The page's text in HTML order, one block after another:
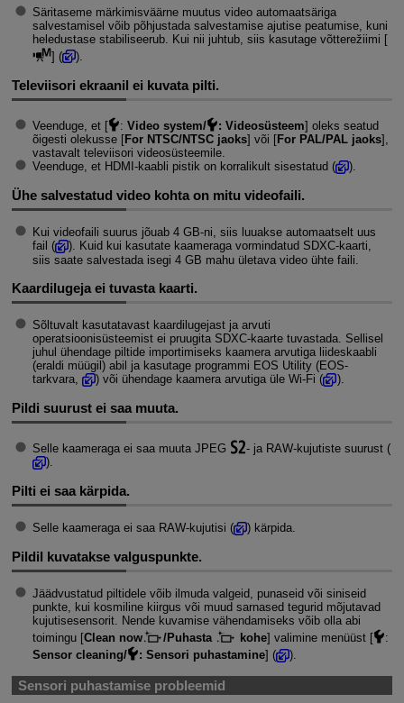
Säritaseme märkimisväärne muutus video automaatsäriga
salvestamisel võib põhjustada salvestamise ajutise peatumise, kuni
heledustase stabiliseerub. Kui nii juhtub, siis kasutage võtterežiimi [
] (
).
Televiisori ekraanil ei kuvata pilti.
Veenduge, et [ : Video system/ : Videosüsteem] oleks seatud
õigesti olekusse [For NTSC/NTSC jaoks] või [For PAL/PAL jaoks],
vastavalt televiisori videosüsteemile.
Veenduge, et HDMI-kaabli pistik on korralikult sisestatud (
).
Ühe salvestatud video kohta on mitu videofaili.
Kui videofaili suurus jõuab 4 GB-ni, siis luuakse automaatselt uus
fail (
). Kuid kui kasutate kaameraga vormindatud SDXC-kaarti,
siis saate salvestada isegi 4 GB mahu ületava video ühte faili.
Kaardilugeja ei tuvasta kaarti.
Sõltuvalt kasutatavast kaardilugejast ja arvuti
operatsioonisüsteemist ei pruugita SDXC-kaarte tuvastada. Sellisel
juhul ühendage piltide importimiseks kaamera arvutiga liideskaabli
(eraldi müügil) abil ja kasutage programmi EOS Utility (EOS-
tarkvara,
) või ühendage kaamera arvutiga üleWi-Fi ( ).
Pildi suurust ei saa muuta.
Selle kaameraga ei saa muuta JPEG
- ja RAW-kujutiste suurust (
).
Pilti ei saa kärpida.
Selle kaameraga ei saa RAW-kujutisi ( ) kärpida.
Pildil kuvatakse valguspunkte.
Jäädvustatud piltidele võib ilmuda valgeid, punaseid või siniseid
punkte, kui kosmiline kiirgus või muud sarnased tegurid mõjutavad
kujutisesensorit. Nende kuvamise vähendamiseks võib olla abi
toimingu [Clean now /Puhasta kohe] valimine menüüst [
:
Sensor cleaning/
: Sensori puhastamine] ( ).
Sensori puhastamise probleemid